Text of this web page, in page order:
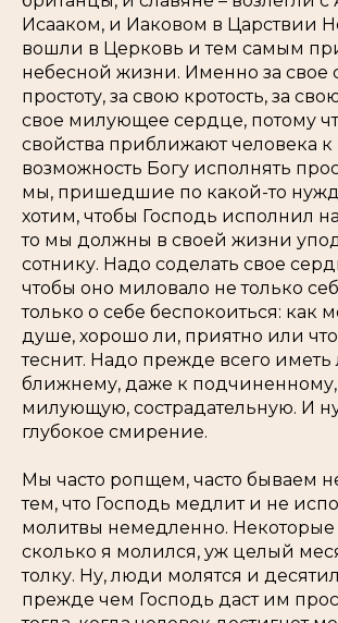
Исааком, и Иаковом в Царствии
вошли в Церковь и тем самым
небесной жизни. Именно за свое
простоту, за свою кротость, за
свое милующее сердце, потому
свойства приближают человека
возможность Богу исполнять
мы, пришедшие по какой-то
хотим, чтобы Господь исполнил
то мы должны в своей жизни
сотнику. Надо соделать свое
чтобы оно миловало не только
только о себе беспокоиться: как
душе, хорошо ли, приятно или
теснит. Надо прежде всего иметь
ближнему, даже к
милующую, сострадательную. И
глубокое смирение.
Мы часто ропщем, часто бываем
тем, что Господь медлит и не
молитвы немедленно. Некоторые
сколько я молился, уж целый
толку. Ну, люди молятся и
прежде чем Господь даст им